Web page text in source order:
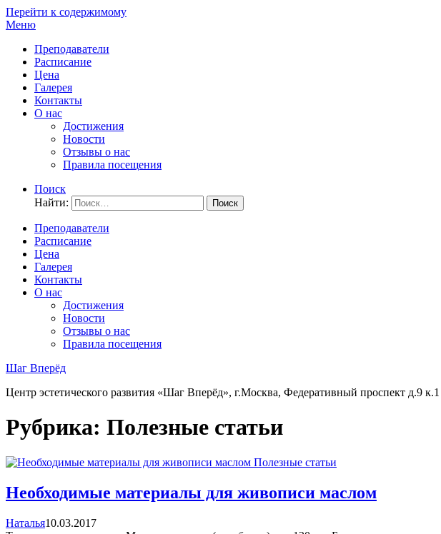
Перейти к содержимому
Меню
Преподаватели
Расписание
Цена
Галерея
Контакты
О нас
Достижения
Новости
Отзывы о нас
Правила посещения
Поиск
Найти:
Преподаватели
Расписание
Цена
Галерея
Контакты
О нас
Достижения
Новости
Отзывы о нас
Правила посещения
Шаг Вперёд
Центр эстетического развития «Шаг Вперёд», г.Москва, Федеративный проспект д.9 к.1
Рубрика: Полезные статьи
Полезные статьи
Необходимые материалы для живописи маслом
Наталья10.03.2017